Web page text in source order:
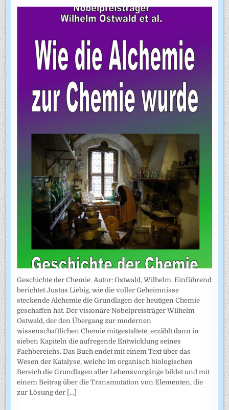
Geschichte der Chemie. Autor: Ostwald, Wilhelm. Einführend
berichtet Justus Liebig, wie die voller Geheimnisse
steckende Alchemie die Grundlagen der heutigen Chemie
geschaffen hat. Der visionäre Nobelpreisträger Wilhelm
Ostwald, der den Übergang zur modernen
wissenschaftlichen Chemie mitgestaltete, erzählt dann in
sieben Kapiteln die aufregende Entwicklung seines
Fachbereichs. Das Buch endet mit einem Text über das
Wesen der Katalyse, welche im organisch biologischen
Bereich die Grundlagen aller Lebensvorgänge bildet und mit
einem Beitrag über die Transmutation von Elementen, die
zur Lösung der [...]